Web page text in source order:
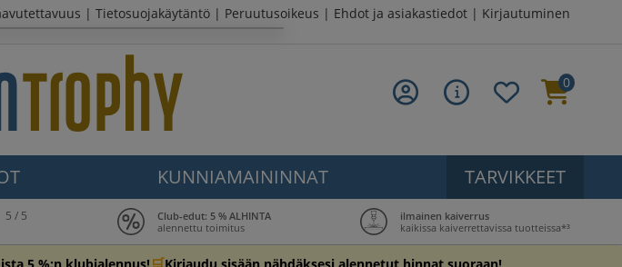
| Tietosuojakäytäntö | Peruutusoikeus | Ehdot ja asiakastiedot | Kirjautuminen
0
KUNNIAMAININNAT TARVIKKEET
5 / 5
Club-edut: 5 % ALHINTA
alennettu toimitus
ilmainen kaiverrus
kaikissa kaiverrettavissa tuotteissa*³